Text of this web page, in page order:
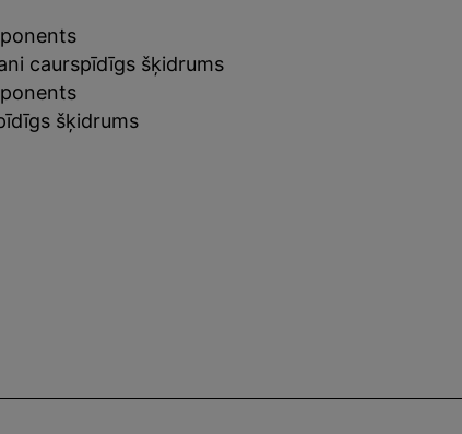
caurspīdīgs šķidrums
šķidrums